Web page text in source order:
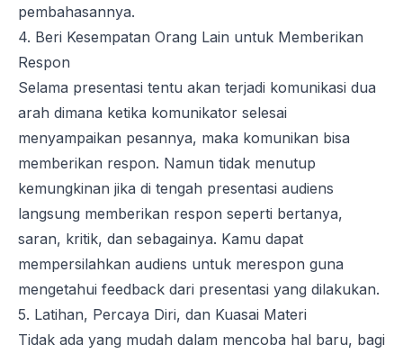
pembahasannya.
4. Beri Kesempatan Orang Lain untuk Memberikan
Respon
Selama presentasi tentu akan terjadi komunikasi dua
arah dimana ketika komunikator selesai
menyampaikan pesannya, maka komunikan bisa
memberikan respon. Namun tidak menutup
kemungkinan jika di tengah presentasi audiens
langsung memberikan respon seperti bertanya,
saran, kritik, dan sebagainya. Kamu dapat
mempersilahkan audiens untuk merespon guna
mengetahui feedback dari presentasi yang dilakukan.
5. Latihan, Percaya Diri, dan Kuasai Materi
Tidak ada yang mudah dalam mencoba hal baru, bagi